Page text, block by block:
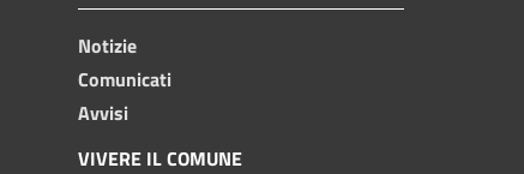
Notizie
Comunicati
Avvisi
VIVERE IL COMUNE